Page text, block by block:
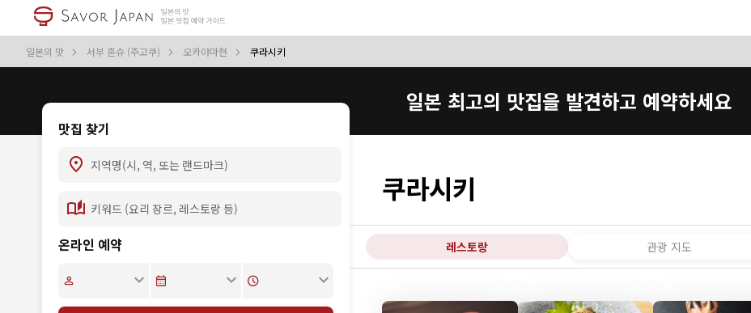
일본의 맛 서부 혼슈 (주고쿠) 오카야마현 쿠라시키
일본 최고의 맛집을 발견하고 예약하세요
맛집 찾기
온라인 예약
쿠라시키
레스토랑 관광 지도